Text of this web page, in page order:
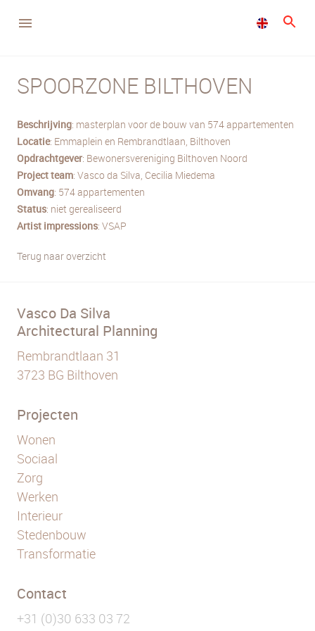
SPOORZONE BILTHOVEN
Beschrijving: masterplan voor de bouw van 574 appartementen
Locatie: Emmaplein en Rembrandtlaan, Bilthoven
Opdrachtgever: Bewonersvereniging Bilthoven Noord
Project team: Vasco da Silva, Cecilia Miedema
Omvang: 574 appartementen
Status: niet gerealiseerd
Artist impressions: VSAP
Terug naar overzicht
Vasco Da Silva
Architectural Planning
Rembrandtlaan 31
3723 BG Bilthoven
Projecten
Wonen
Sociaal
Zorg
Werken
Interieur
Stedenbouw
Transformatie
Contact
+31 (0)30 633 03 72